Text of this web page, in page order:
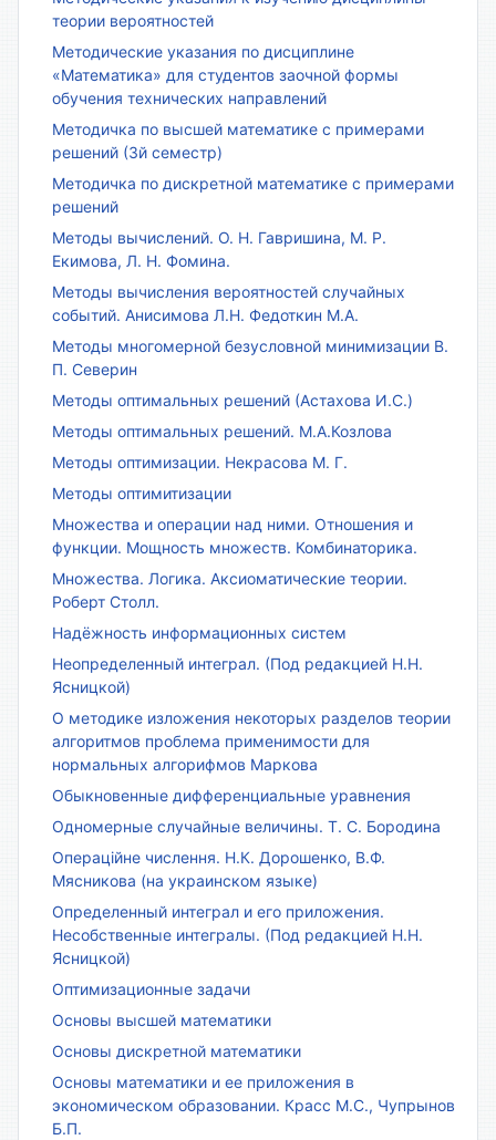
теории вероятностей
Методические указания по дисциплине
«Математика» для студентов заочной формы
обучения технических направлений
Методичка по высшей математике с примерами
решений (3й семестр)
Методичка по дискретной математике с примерами
решений
Методы вычислений. О. Н. Гавришина, М. Р.
Екимова, Л. Н. Фомина.
Методы вычисления вероятностей случайных
событий. Анисимова Л.Н. Федоткин М.А.
Методы многомерной безусловной минимизации В.
П. Северин
Методы оптимальных решений (Астахова И.С.)
Методы оптимальных решений. М.А.Козлова
Методы оптимизации. Некрасова М. Г.
Методы оптимитизации
Множества и операции над ними. Отношения и
функции. Мощность множеств. Комбинаторика.
Множества. Логика. Аксиоматические теории.
Роберт Столл.
Надёжность информационных систем
Неопределенный интеграл. (Под редакцией Н.Н.
Ясницкой)
О методике изложения некоторых разделов теории
алгоритмов проблема применимости для
нормальных алгорифмов Маркова
Обыкновенные дифференциальные уравнения
Одномерные случайные величины. Т. С. Бородина
Операційне числення. Н.К. Дорошенко, В.Ф.
Мясникова (на украинском языке)
Определенный интеграл и его приложения.
Несобственные интегралы. (Под редакцией Н.Н.
Ясницкой)
Оптимизационные задачи
Основы высшей математики
Основы дискретной математики
Основы математики и ее приложения в
экономическом образовании. Красс М.С., Чупрынов
Б.П.